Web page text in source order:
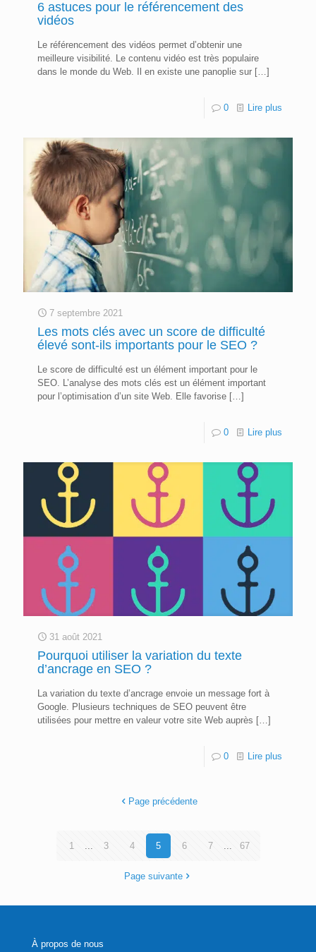
6 astuces pour le référencement des
vidéos
Le référencement des vidéos permet d’obtenir une
meilleure visibilité. Le contenu vidéo est très populaire
dans le monde du Web. Il en existe une panoplie sur […]
0 Lire plus
7 septembre 2021
Les mots clés avec un score de difficulté
élevé sont-ils importants pour le SEO ?
Le score de difficulté est un élément important pour le
SEO. L’analyse des mots clés est un élément important
pour l’optimisation d’un site Web. Elle favorise […]
0 Lire plus
31 août 2021
Pourquoi utiliser la variation du texte
d’ancrage en SEO ?
La variation du texte d’ancrage envoie un message fort à
Google. Plusieurs techniques de SEO peuvent être
utilisées pour mettre en valeur votre site Web auprès […]
0 Lire plus
Page précédente
1 3 4 5 6 7 67
Page suivante
À propos de nous